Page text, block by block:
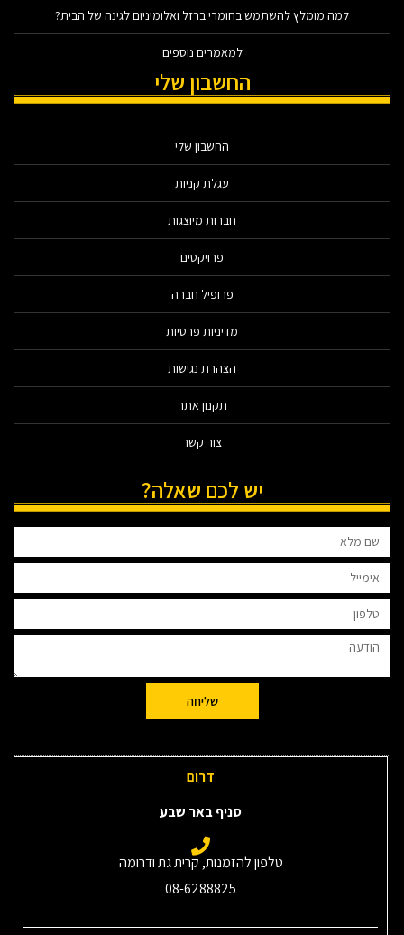
למה מומלץ להשתמש בחומרי ברזל ואלומיניום לגינה של הבית?
למאמרים נוספים
החשבון שלי
החשבון שלי
עגלת קניות
חברות מיוצגות
פרויקטים
פרופיל חברה
מדיניות פרטיות
הצהרת נגישות
תקנון אתר
צור קשר
יש לכם שאלה?
שליחה
דרום
סניף באר שבע
טלפון להזמנות, קרית גת ודרומה
08-6288825